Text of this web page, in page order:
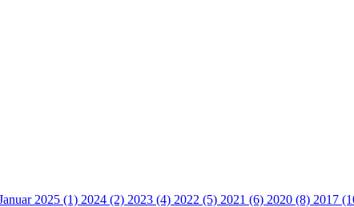
2025 (1) 2024 (2) 2023 (4) 2022 (5) 2021 (6) 2020 (8) 2017